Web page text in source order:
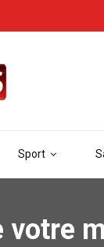
Sport